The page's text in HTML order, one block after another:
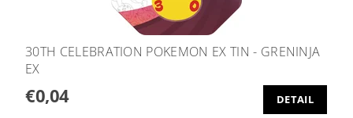
30TH CELEBRATION POKEMON EX TIN - GRENINJA
EX
€0,04 DETAIL